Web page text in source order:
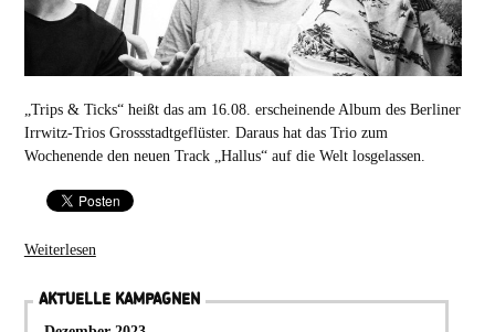
„Trips & Ticks“ heißt das am 16.08. erscheinende Album des Berliner
Irrwitz-Trios Grossstadtgeflüster. Daraus hat das Trio zum
Wochenende den neuen Track „Hallus“ auf die Welt losgelassen.
Weiterlesen
AKTUELLE KAMPAGNEN